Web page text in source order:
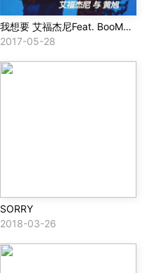
我想要 艾福杰尼Feat. BooM黄旭(I Want Remix )
2017-05-28
SORRY
2018-03-26